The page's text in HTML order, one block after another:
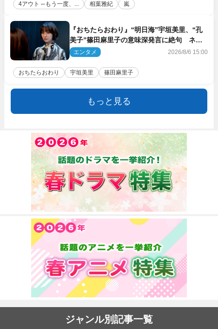
4アウト ─もう一度、... 相葉雅紀 嵐
『おちたらおわり』“明日海”宇垣美里、“孔
美子”篠田麻里子の意味深発言に絶句 ネッ
ト驚き「まさか」「意外な展開」
エンタメ 2026/8/6 15:00
おちたらおわり 宇垣美里 篠田麻里子
もっと見る
ジャンル別記事一覧